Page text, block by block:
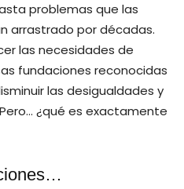
problemas que las
arrastrado por décadas.
las necesidades de
fundaciones reconocidas
las desigualdades y
¿qué es exactamente